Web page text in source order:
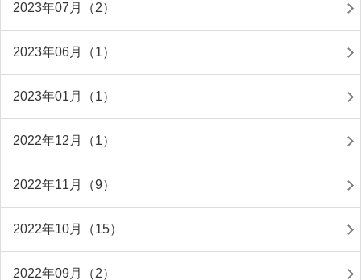
2023年07月（2）
2023年06月（1）
2023年01月（1）
2022年12月（1）
2022年11月（9）
2022年10月（15）
2022年09月（2）